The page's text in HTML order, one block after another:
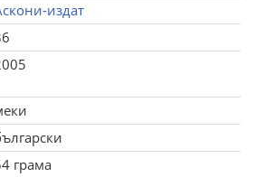
издат
грама